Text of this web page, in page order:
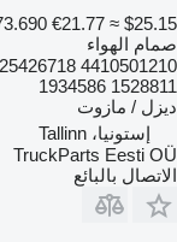
€21.77 ≈ $25.15
صمام الهواء
1934586 1528811
ديزل / مازوت
إستونيا، Tallinn
TruckParts Eesti OÜ
الاتصال بالبائع